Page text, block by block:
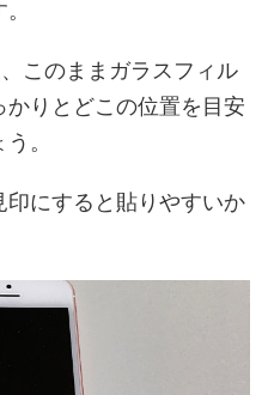
このままガラスフィル
りとどこの位置を目安
。
にすると貼りやすいか